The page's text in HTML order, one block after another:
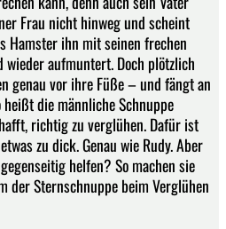
Frau nicht hinweg und scheint
Hamster ihn mit seinen frechen
aufmuntert. Doch plötzlich
genau vor ihre Füße – und fängt an
die männliche Schnuppe
richtig zu verglühen. Dafür ist
zu dick. Genau wie Rudy. Aber
helfen? So machen sie
der Sternschnuppe beim Verglühen